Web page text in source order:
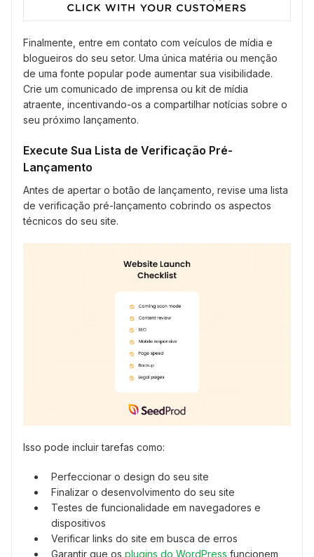
Finalmente, entre em contato com veículos de mídia e
blogueiros do seu setor. Uma única matéria ou menção
de uma fonte popular pode aumentar sua visibilidade.
Crie um comunicado de imprensa ou kit de mídia
atraente, incentivando-os a compartilhar notícias sobre o
seu próximo lançamento.
Execute Sua Lista de Verificação Pré-
Lançamento
Antes de apertar o botão de lançamento, revise uma lista
de verificação pré-lançamento cobrindo os aspectos
técnicos do seu site.
Isso pode incluir tarefas como:
Perfeccionar o design do seu site
Finalizar o desenvolvimento do seu site
Testes de funcionalidade em navegadores e
dispositivos
Verificar links do site em busca de erros
Garantir que os plugins do WordPress funcionem